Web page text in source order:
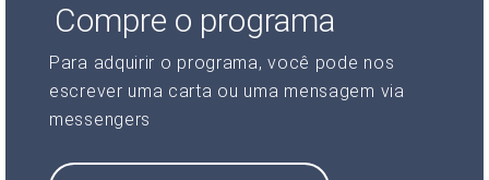
Compre o programa
Para adquirir o programa, você pode nos
escrever uma carta ou uma mensagem via
messengers